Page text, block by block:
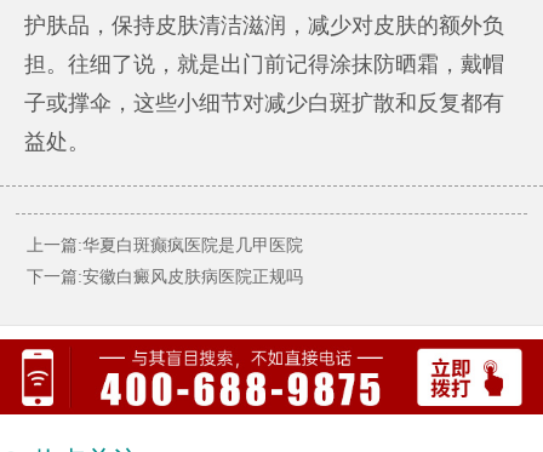
护肤品，保持皮肤清洁滋润，减少对皮肤的额外负
担。往细了说，就是出门前记得涂抹防晒霜，戴帽
子或撑伞，这些小细节对减少白斑扩散和反复都有
益处。
上一篇:华夏白斑癫疯医院是几甲医院
下一篇:安徽白癜风皮肤病医院正规吗